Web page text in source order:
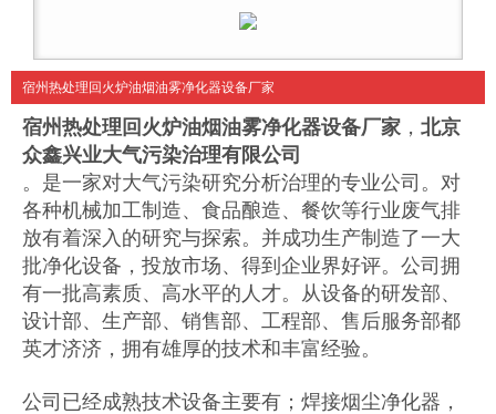
宿州热处理回火炉油烟油雾净化器设备厂家
宿州热处理回火炉油烟油雾净化器设备厂家 ， 北京
众鑫兴业大气污染治理有限公司
。是一家对大气污染研究分析治理的专业公司。对
各种机械加工制造、食品酿造、餐饮等行业废气排
放有着深入的研究与探索。并成功生产制造了一大
批净化设备，投放市场、得到企业界好评。公司拥
有一批高素质、高水平的人才。从设备的研发部、
设计部、生产部、销售部、工程部、售后服务部都
英才济济，拥有雄厚的技术和丰富经验。
公司已经成熟技术设备主要有；焊接烟尘净化器，